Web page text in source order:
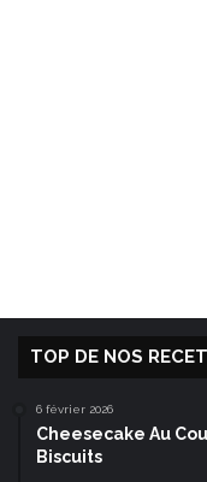
TOP DE NOS
6 février 2026
Cheesecake Au
Biscuits